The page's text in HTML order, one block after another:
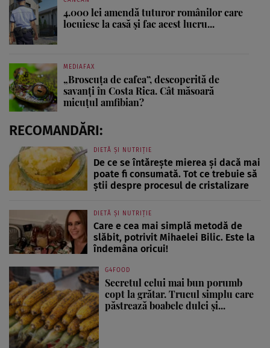
4.000 lei amendă tuturor românilor care
locuiesc la casă și fac acest lucru...
MEDIAFAX
„Broscuța de cafea”, descoperită de
savanți în Costa Rica. Cât măsoară
micuțul amfibian?
RECOMANDĂRI:
DIETĂ ȘI NUTRIȚIE
De ce se întărește mierea și dacă mai
poate fi consumată. Tot ce trebuie să
știi despre procesul de cristalizare
DIETĂ ȘI NUTRIȚIE
Care e cea mai simplă metodă de
slăbit, potrivit Mihaelei Bilic. Este la
îndemâna oricui!
G4FOOD
Secretul celui mai bun porumb
copt la grătar. Trucul simplu care
păstrează boabele dulci și...